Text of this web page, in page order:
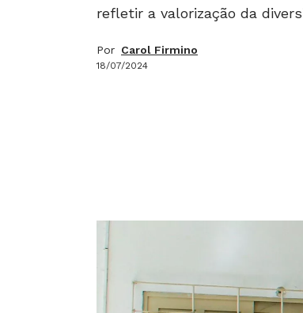
refletir a valorização da
Por Carol Firmino
18/07/2024